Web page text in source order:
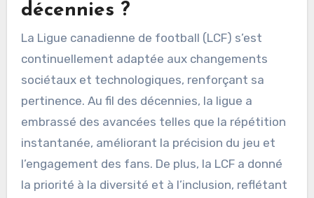
décennies ?
La Ligue canadienne de football (LCF) s’est
continuellement adaptée aux changements
sociétaux et technologiques, renforçant sa
pertinence. Au fil des décennies, la ligue a
embrassé des avancées telles que la répétition
instantanée, améliorant la précision du jeu et
l’engagement des fans. De plus, la LCF a donné
la priorité à la diversité et à l’inclusion, reflétant